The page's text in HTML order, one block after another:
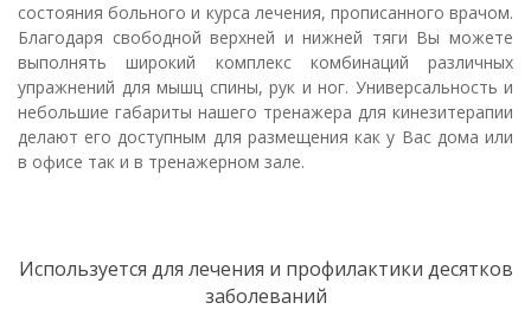
состояния больного и курса лечения, прописанного врачом.
Благодаря свободной верхней и нижней тяги Вы можете
выполнять широкий комплекс комбинаций различных
упражнений для мышц спины, рук и ног. Универсальность и
небольшие габариты нашего тренажера для кинезитерапии
делают его доступным для размещения как у Вас дома или
в офисе так и в тренажерном зале.
Используется для лечения и профилактики десятков
заболеваний